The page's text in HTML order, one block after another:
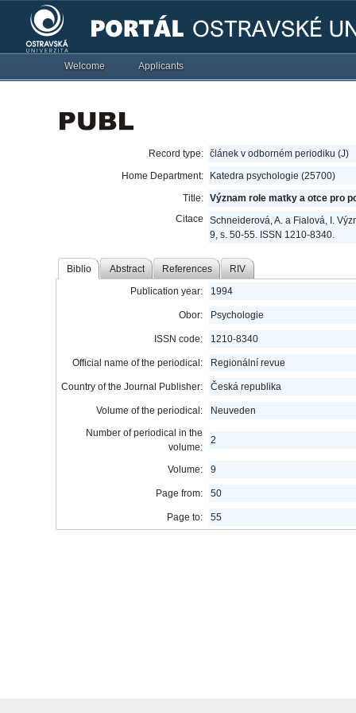
Welcome Applicants
Record type: článek v odborném periodiku (J)
Home Department:
Katedra psychologie (25700)
Title: Význam role matky a otce pro
Citace
Schneiderová, A. a Fialová, I.
9, s. 50-55. ISSN 1210-8340.
Biblio Abstract References RIV
Publication year: 1994
Obor: Psychologie
ISSN code: 1210-8340
Official name of the periodical: Regionální revue
Country of the Journal Publisher: Česká republika
Volume of the periodical:
Neuveden
Number of periodical in the
volume:
2
Volume: 9
Page from: 50
Page to: 55